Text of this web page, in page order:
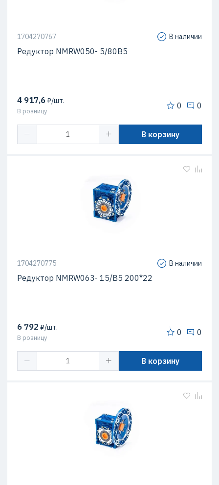
1704270767 В наличии
Редуктор NMRW050- 5/80B5
4 917,6₽/шт.
В розницу
0 0
В корзину
1704270775 В наличии
Редуктор NMRW063- 15/B5 200*22
6 792 ₽/шт.
В розницу
0 0
В корзину